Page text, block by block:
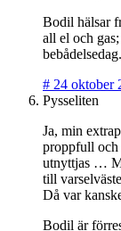
Bodil hälsar
all el och
bebådelsedag.
# 24 oktober
Pysseliten
Ja, min
proppfull och
utnyttjas …
till
Då var
Bodil är